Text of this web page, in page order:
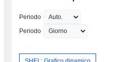
Periodo
Periodo